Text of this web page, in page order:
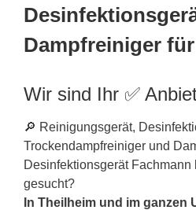
Dampfreiniger
Wir sind Ihr ✅
🔎 Reinigungsgerät,
Trockendampfreiniger und
Desinfektionsgerät Fachmann
gesucht?
In Theilheim und im ganzen